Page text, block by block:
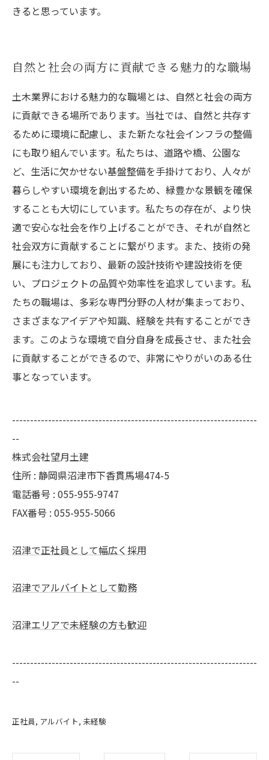
きると思っています。
自然と社会の両方に貢献できる魅力的な職場
土木業界における魅力的な職場とは、自然と社会の両方
に貢献できる場所であります。当社では、自然と共存す
るために環境に配慮し、また新たな社会インフラの整備
にも取り組んでいます。私たちは、道路や橋、公園な
ど、生活に欠かせない基盤整備を手掛けており、人々が
暮らしやすい環境を創出するため、緑豊かな景観を確保
することも大切にしています。私たちの存在が、より快
適で安心な社会を作り上げることができ、それが自然と
社会双方に貢献することに繋がります。また、技術の発
展にも注力しており、最新の設計技術や建設技術を使
い、プロジェクトの品質や効率性を追求しています。私
たちの職場は、多彩な専門分野の人材が集まっており、
さまざまなアイデアや知識、経験を共有することができ
ます。このような環境で自分自身を成長させ、また社会
に貢献することができるので、非常にやりがいのある仕
事となっています。
--------------------------------------------------------------------
--
株式会社望月土建
住所 : 静岡県沼津市下香貫馬場474-5
電話番号 : 055-955-9747
FAX番号 : 055-955-5066
沼津で正社員として幅広く採用
沼津でアルバイトとして勤務
沼津エリアで未経験の方も歓迎
--------------------------------------------------------------------
--
正社員 アルバイト 未経験